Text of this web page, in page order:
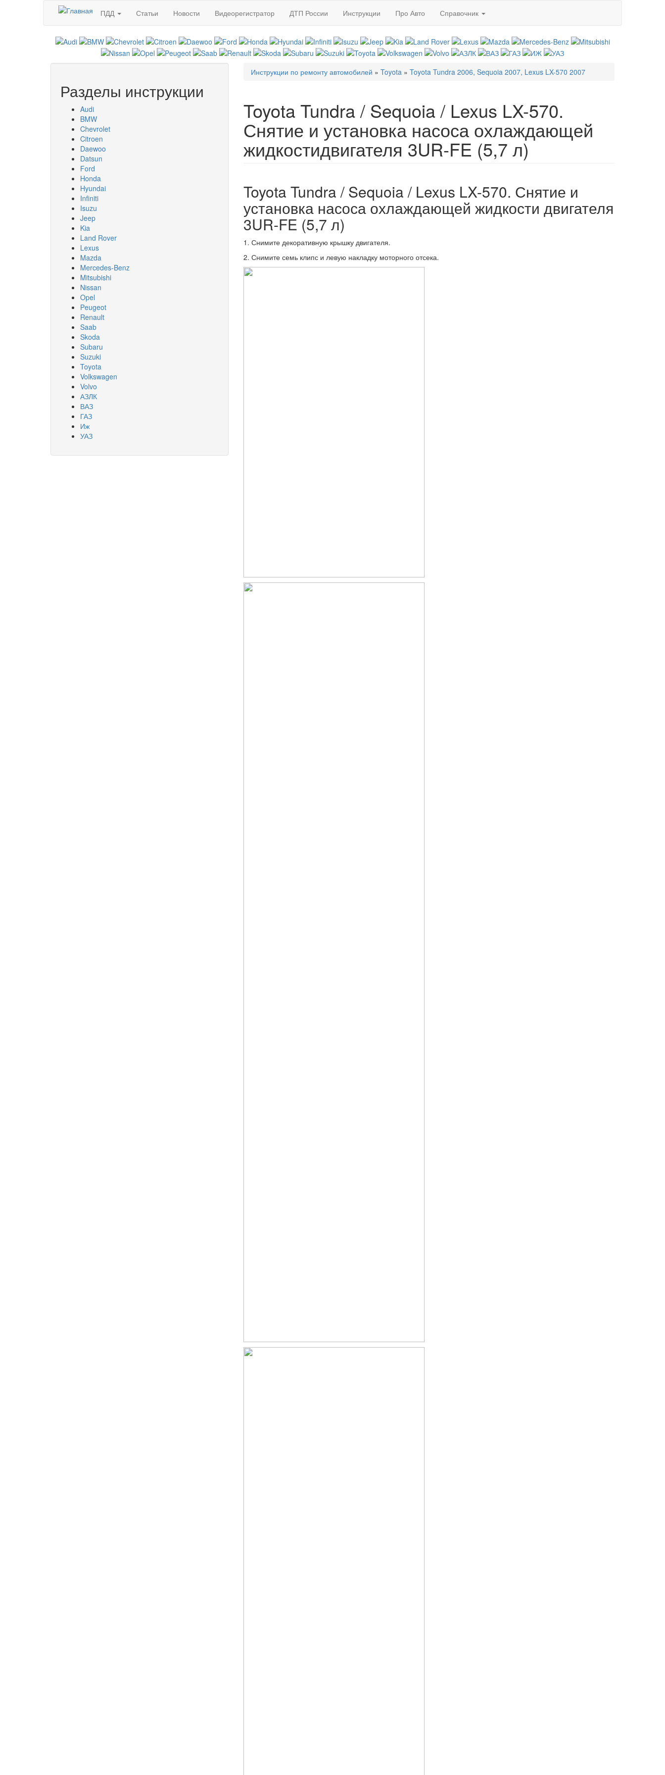
Перейти к основному содержанию
ПДД
Статьи Новости Видеорегистратор ДТП России Инструкции Про Авто Справочник
Разделы инструкции
Audi
BMW
Chevrolet
Citroen
Daewoo
Datsun
Ford
Honda
Hyundai
Infiniti
Isuzu
Jeep
Kia
Land Rover
Lexus
Mazda
Mercedes-Benz
Mitsubishi
Nissan
Opel
Peugeot
Renault
Saab
Skoda
Subaru
Suzuki
Toyota
Volkswagen
Volvo
АЗЛК
ВАЗ
ГАЗ
Иж
УАЗ
Вы здесь
Инструкции по ремонту автомобилей » Toyota » Toyota Tundra 2006, Sequoia 2007, Lexus LX-570 2007
Toyota Tundra / Sequoia / Lexus LX-570.
Снятие и установка насоса охлаждающей
жидкостидвигателя 3UR-FE (5,7 л)
Toyota Tundra / Sequoia / Lexus LX-570. Снятие и
установка насоса охлаждающей жидкости двигателя
3UR-FE (5,7 л)
1. Снимите декоративную крышку двигателя.
2. Снимите семь клипс и левую накладку моторного отсека.